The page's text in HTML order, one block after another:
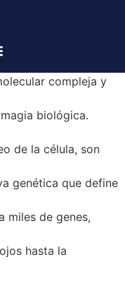
compleja y
biológica.
de la célula, son
genética que define
miles de genes,
hasta la